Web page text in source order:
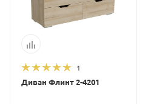
1
Диван Флинт 2-4201